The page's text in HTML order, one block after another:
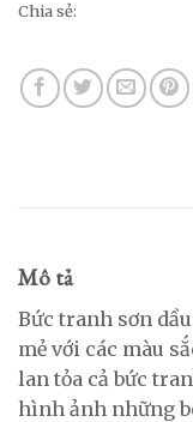
Chia sẻ:
Mô tả
Bức tranh sơn
mẻ với các màu
lan tỏa cả bức
hình ảnh những